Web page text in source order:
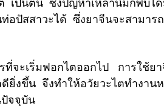
อปัสสาวะได้ ซึ่งยาจีนจะสามาร
ที่จะเริ่มฟอกไตออกไป การใช้ย
ยิ่งขึ้น จึงทำให้อวัยวะไตทำงาน
จจุบัน